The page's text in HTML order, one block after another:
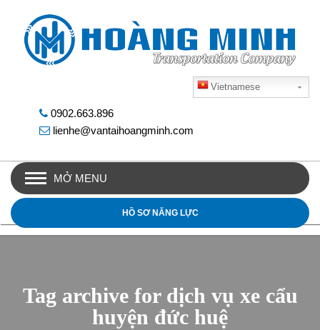
Vietnamese
0902.663.896
lienhe@vantaihoangminh.com
MỞ MENU
HỒ SƠ NĂNG LỰC
Tag archive for dịch vụ xe cẩu
huyện đức huệ